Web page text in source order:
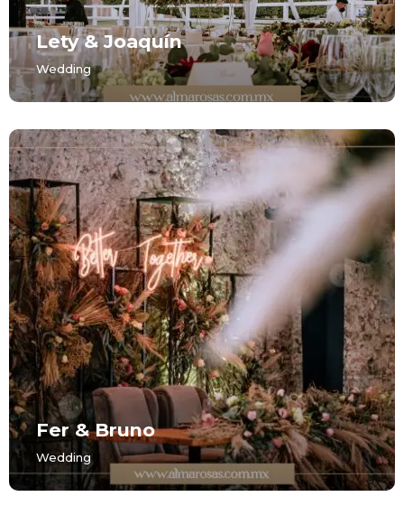
Lety & Joaquín
Wedding
Fer & Bruno
Wedding